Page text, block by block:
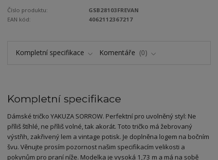
Číslo produktu:
GSB28103FREVAN
EAN kód:
4062112367217
Kompletní specifikace Komentáře 0
Kompletní specifikace
Dámské tričko YAKUZA SORROW. Perfektní pro uvolněný styl: Ne
příliš štíhlé, ne příliš volné, tak akorát. Toto tričko má žebrovaný
výstřih, zakřivený lem a vintage potisk. Je doplněna logem na bočním
švu. Věnujte prosím pozornost našim specifikacím velikosti a
pokynům pro praní níže. Modelka je vysoká 1,73 m a má na sobě